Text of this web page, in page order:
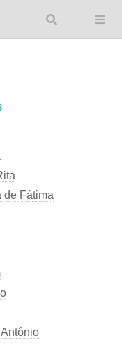
Buscar
de Fátima